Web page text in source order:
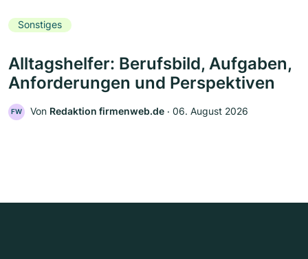
Sonstiges
Alltagshelfer: Berufsbild, Aufgaben,
Anforderungen und Perspektiven
FW Von Redaktion firmenweb.de ‧ 06. August 2026